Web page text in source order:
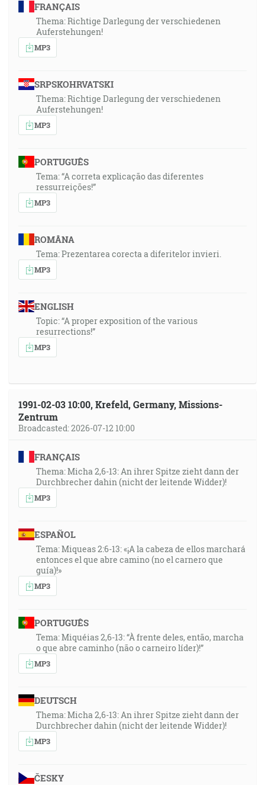
FRANÇAIS
Thema: Richtige Darlegung der verschiedenen
Auferstehungen!
MP3
SRPSKOHRVATSKI
Thema: Richtige Darlegung der verschiedenen
Auferstehungen!
MP3
PORTUGUÊS
Tema: “A correta explicação das diferentes
ressurreições!”
MP3
ROMÂNA
Tema: Prezentarea corecta a diferitelor invieri.
MP3
ENGLISH
Topic: “A proper exposition of the various
resurrections!”
MP3
1991-02-03 10:00, Krefeld, Germany, Missions-
Zentrum
Broadcasted: 2026-07-12 10:00
FRANÇAIS
Thema: Micha 2,6-13: An ihrer Spitze zieht dann der
Durchbrecher dahin (nicht der leitende Widder)!
MP3
ESPAÑOL
Tema: Miqueas 2:6-13: «¡A la cabeza de ellos marchará
entonces el que abre camino (no el carnero que
guía)!»
MP3
PORTUGUÊS
Tema: Miquéias 2,6-13: “À frente deles, então, marcha
o que abre caminho (não o carneiro líder)!”
MP3
DEUTSCH
Thema: Micha 2,6-13: An ihrer Spitze zieht dann der
Durchbrecher dahin (nicht der leitende Widder)!
MP3
ČESKY